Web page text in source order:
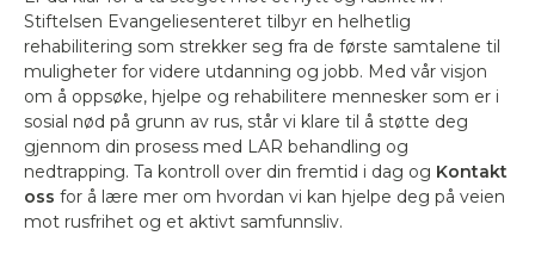
Stiftelsen Evangeliesenteret tilbyr en helhetlig
rehabilitering som strekker seg fra de første samtalene til
muligheter for videre utdanning og jobb. Med vår visjon
om å oppsøke, hjelpe og rehabilitere mennesker som er i
sosial nød på grunn av rus, står vi klare til å støtte deg
gjennom din prosess med LAR behandling og
nedtrapping. Ta kontroll over din fremtid i dag og Kontakt
oss for å lære mer om hvordan vi kan hjelpe deg på veien
mot rusfrihet og et aktivt samfunnsliv.